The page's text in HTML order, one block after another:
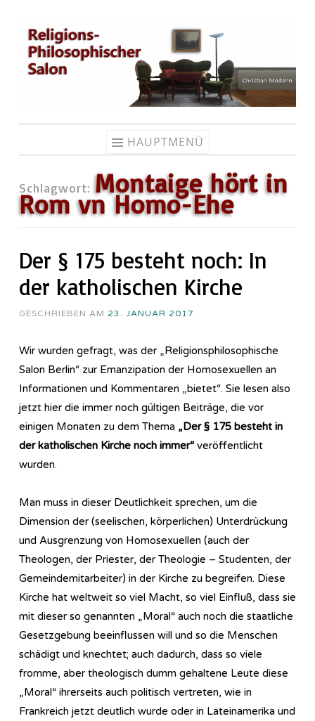
Zum
Inhalt
springen
HAUPTMENÜ
Schlagwort: Montaige hört in
Rom vn Homo-Ehe
Der § 175 besteht noch: In
der katholischen Kirche
GESCHRIEBEN AM 23. JANUAR 2017
Wir wurden gefragt, was der „Religionsphilosophische
Salon Berlin“ zur Emanzipation der Homosexuellen an
Informationen und Kommentaren „bietet“. Sie lesen also
jetzt hier die immer noch gültigen Beiträge, die vor
einigen Monaten zu dem Thema „Der § 175 besteht in
der katholischen Kirche noch immer“ veröffentlicht
wurden.
Man muss in dieser Deutlichkeit sprechen, um die
Dimension der (seelischen, körperlichen) Unterdrückung
und Ausgrenzung von Homosexuellen (auch der
Theologen, der Priester, der Theologie – Studenten, der
Gemeindemitarbeiter) in der Kirche zu begreifen. Diese
Kirche hat weltweit so viel Macht, so viel Einfluß, dass sie
mit dieser so genannten „Moral“ auch noch die staatliche
Gesetzgebung beeinflussen will und so die Menschen
schädigt und knechtet; auch dadurch, dass so viele
fromme, aber theologisch dumm gehaltene Leute diese
„Moral“ ihrerseits auch politisch vertreten, wie in
Frankreich jetzt deutlich wurde oder in Lateinamerika und